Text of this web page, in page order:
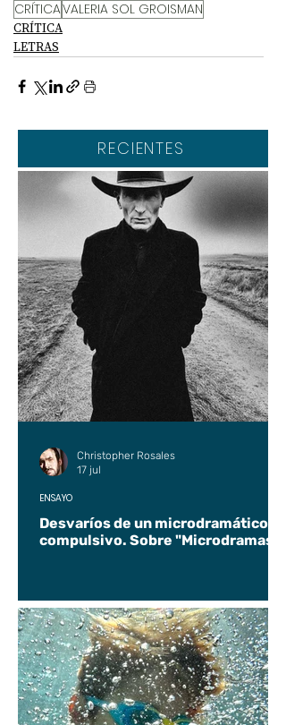
CRÍTICAVALERIA SOL GROISMAN
CRÍTICA
LETRAS
RECIENTES
Desvaríos de un microdramático
compulsivo. Sobre "Microdramas".
ENSAYO
Christopher Rosales
17 jul